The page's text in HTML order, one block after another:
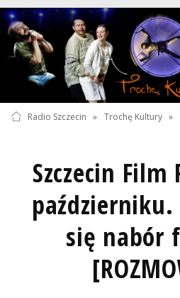
Radio Szczecin » Trochę Kultury »
Szczecin
październiku.
się nabór